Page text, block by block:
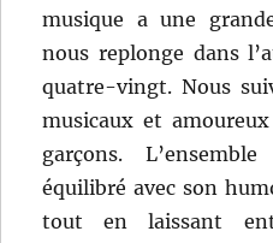
musique a une
nous replonge dans
quatre-vingt. Nous
musicaux et
garçons.
équilibré avec son
tout en laissant